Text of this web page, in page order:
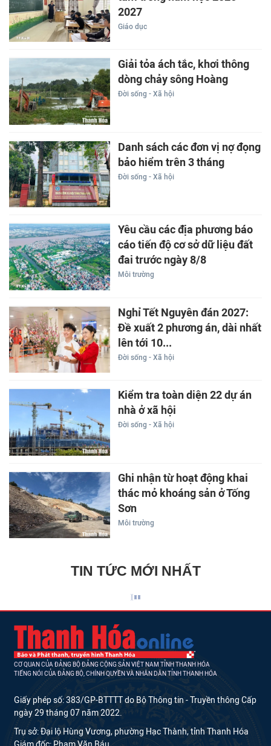
2027
Giáo dục
Giải tỏa ách tắc, khơi thông
dòng chảy sông Hoàng
Đời sống - Xã hội
Danh sách các đơn vị nợ đọng
bảo hiểm trên 3 tháng
Đời sống - Xã hội
Yêu cầu các địa phương báo
cáo tiến độ cơ sở dữ liệu đất
đai trước ngày 8/8
Môi trường
Nghỉ Tết Nguyên đán 2027:
Đề xuất 2 phương án, dài nhất
lên tới 10...
Đời sống - Xã hội
Kiểm tra toàn diện 22 dự án
nhà ở xã hội
Đời sống - Xã hội
Ghi nhận từ hoạt động khai
thác mỏ khoáng sản ở Tống
Sơn
Môi trường
TIN TỨC MỚI NHẤT
CƠ QUAN CỦA ĐẢNG BỘ ĐẢNG CỘNG SẢN VIỆT NAM TỈNH THANH HÓA
TIẾNG NÓI CỦA ĐẢNG BỘ, CHÍNH QUYỀN VÀ NHÂN DÂN TỈNH THANH HÓA
Giấy phép số: 383/GP-BTTTT do Bộ Thông tin - Truyền thông Cấp
ngày 29 tháng 07 năm 2022.
Trụ sở: Đại lộ Hùng Vương, phường Hạc Thành, tỉnh Thanh Hóa